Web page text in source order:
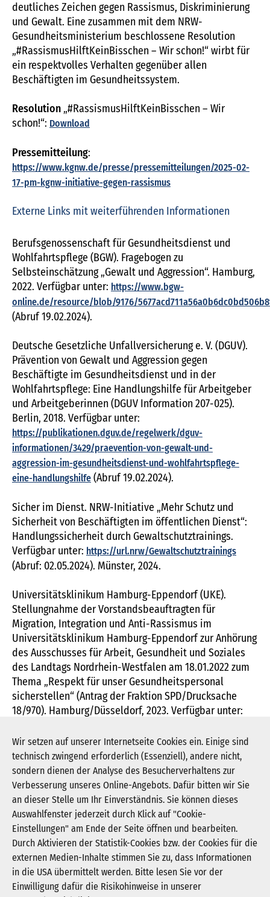
Wir setzen auf unserer Internetseite Cookies ein. Einige sind
technisch zwingend erforderlich (Essenziell), andere nicht,
sondern dienen der Analyse des Besucherverhaltens zur
Verbesserung unseres Online-Angebots. Dafür bitten wir Sie
an dieser Stelle um Ihr Einverständnis. Sie können dieses
Auswahlfenster jederzeit durch Klick auf "Cookie-
Einstellungen" am Ende der Seite öffnen und bearbeiten.
Durch Aktivieren der Statistik-Cookies bzw. der Cookies für die
externen Medien-Inhalte stimmen Sie zu, dass Informationen
in die USA übermittelt werden. Bitte lesen Sie vor der
Einwilligung dafür die Risikohinweise in unserer
deutliches Zeichen gegen Rassismus, Diskriminierung
und Gewalt. Eine zusammen mit dem NRW-
Gesundheitsministerium beschlossene Resolution
„#RassismusHilftKeinBisschen – Wir schon!“ wirbt für
ein respektvolles Verhalten gegenüber allen
Beschäftigten im Gesundheitssystem.
Resolution „#RassismusHilftKeinBisschen – Wir
schon!“: Download
Pressemitteilung:
https://www.kgnw.de/presse/pressemitteilungen/2025-02-
17-pm-kgnw-initiative-gegen-rassismus
Externe Links mit weiterführenden Informationen
Berufsgenossenschaft für Gesundheitsdienst und
Wohlfahrtspflege (BGW). Fragebogen zu
Selbsteinschätzung „Gewalt und Aggression“. Hamburg,
2022. Verfügbar unter: https://www.bgw-
online.de/resource/blob/9176/
(Abruf 19.02.2024).
Deutsche Gesetzliche Unfallversicherung e. V. (DGUV).
Prävention von Gewalt und Aggression gegen
Beschäftigte im Gesundheitsdienst und in der
Wohlfahrtspflege: Eine Handlungshilfe für Arbeitgeber
und Arbeitgeberinnen (DGUV Information 207-025).
Berlin, 2018. Verfügbar unter:
https://publikationen.dguv.de/regelwerk/dguv-
informationen/3429/praevention-von-gewalt-und-
aggression-im-gesundheitsdienst-und-wohlfahrtspflege-
eine-handlungshilfe (Abruf 19.02.2024).
Sicher im Dienst. NRW-Initiative „Mehr Schutz und
Sicherheit von Beschäftigten im öffentlichen Dienst“:
Handlungssicherheit durch Gewaltschutztrainings.
Verfügbar unter: https://url.nrw/Gewaltschutztrainings
(Abruf: 02.05.2024). Münster, 2024.
Universitätsklinikum Hamburg-Eppendorf (UKE).
Stellungnahme der Vorstandsbeauftragten für
Migration, Integration und Anti-Rassismus im
Universitätsklinikum Hamburg-Eppendorf zur Anhörung
des Ausschusses für Arbeit, Gesundheit und Soziales
des Landtags Nordrhein-Westfalen am 18.01.2022 zum
Thema „Respekt für unser Gesundheitspersonal
sicherstellen“ (Antrag der Fraktion SPD/Drucksache
18/970). Hamburg/Düsseldorf, 2023. Verfügbar unter:
174.pdf(Abruf: 21.02.2024)
Newsletter abonnieren
Registrieren
KGNW - Krankenhausgesellschaft Nordrhein-